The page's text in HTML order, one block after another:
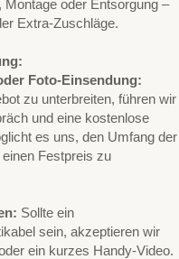
oder Entsorgung –
Extra-Zuschläge.
Foto-Einsendung:
zu unterbreiten, führen wir
und eine kostenlose
es uns, den Umfang der
Festpreis zu
Sollte ein
sein, akzeptieren wir
ein kurzes Handy-Video.